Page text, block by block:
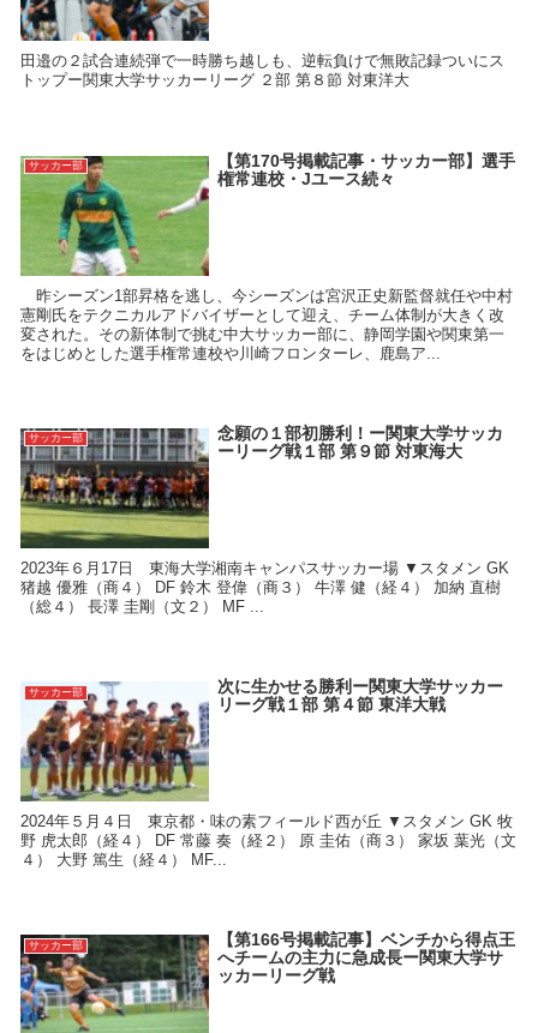
田邉の２試合連続弾で一時勝ち越しも、逆転負けで無敗記録ついにス
トップー関東大学サッカーリーグ ２部 第８節 対東洋大
サッカー部
【第170号掲載記事・サッカー部】選手
権常連校・Jユース続々
昨シーズン1部昇格を逃し、今シーズンは宮沢正史新監督就任や中村
憲剛氏をテクニカルアドバイザーとして迎え、チーム体制が大きく改
変された。その新体制で挑む中大サッカー部に、静岡学園や関東第一
をはじめとした選手権常連校や川崎フロンターレ、鹿島ア...
サッカー部
念願の１部初勝利！ー関東大学サッカ
ーリーグ戦１部 第９節 対東海大
2023年６月17日 東海大学湘南キャンパスサッカー場 ▼スタメン GK
猪越 優雅（商４） DF 鈴木 登偉（商３） 牛澤 健（経４） 加納 直樹
（総４） 長澤 圭剛（文２） MF ...
サッカー部
次に生かせる勝利ー関東大学サッカー
リーグ戦１部 第４節 東洋大戦
2024年５月４日 東京都・味の素フィールド西が丘 ▼スタメン GK 牧
野 虎太郎（経４） DF 常藤 奏（経２） 原 圭佑（商３） 家坂 葉光（文
４） 大野 篤生（経４） MF...
サッカー部
【第166号掲載記事】ベンチから得点王
へチームの主力に急成長ー関東大学サ
ッカーリーグ戦